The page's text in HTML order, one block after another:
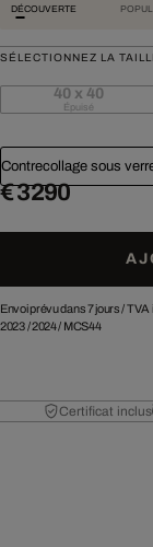
DÉCOUVERTE
SÉLECTIONNEZ LA
40 x 40
Épuisé
Contrecollage sous
€ 3 290
Envoi prévu dans 7 jours /TVA
2023/2024/ MCS44
Certificat inclus